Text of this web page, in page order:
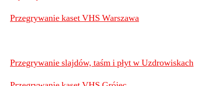
Przegrywanie kaset VHS Warszawa
Przegrywanie slajdów, taśm i płyt w Uzdrowiskach